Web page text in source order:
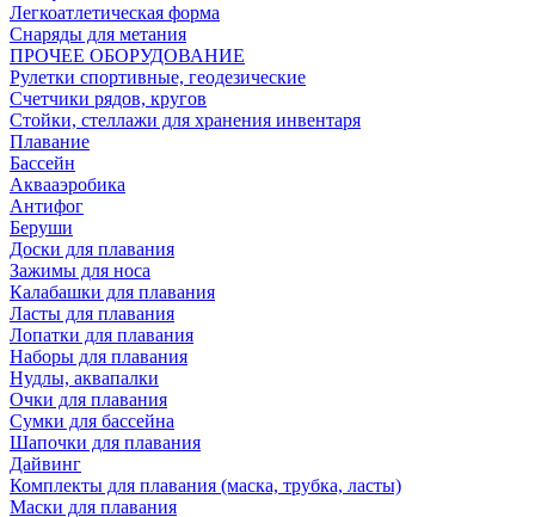
Легкоатлетическая форма
Снаряды для метания
ПРОЧЕЕ ОБОРУДОВАНИЕ
Рулетки спортивные, геодезические
Счетчики рядов, кругов
Стойки, стеллажи для хранения инвентаря
Плавание
Бассейн
Аквааэробика
Антифог
Беруши
Доски для плавания
Зажимы для носа
Калабашки для плавания
Ласты для плавания
Лопатки для плавания
Наборы для плавания
Нудлы, аквапалки
Очки для плавания
Сумки для бассейна
Шапочки для плавания
Дайвинг
Комплекты для плавания (маска, трубка, ласты)
Маски для плавания